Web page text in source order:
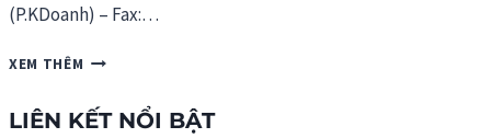
(P.KDoanh) – Fax:…
XEM THÊM BẢNG
THÉP
HÒA
LIÊN KẾT NỔI BẬT